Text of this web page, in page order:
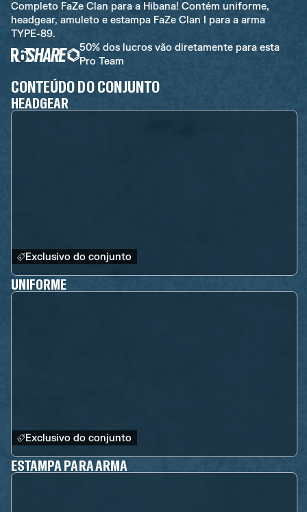
Completo FaZe Clan para a Hibana! Contém uniforme,
headgear, amuleto e estampa FaZe Clan I para a arma
TYPE-89.
50% dos lucros vão diretamente para esta
Pro Team
CONTEÚDO DO CONJUNTO
HEADGEAR
Exclusivo do conjunto
UNIFORME
Exclusivo do conjunto
ESTAMPA PARA ARMA